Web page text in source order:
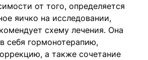
от того, определяется
яичко на исследовании,
схему лечения. Она
себя гормонотерапию,
а также сочетание